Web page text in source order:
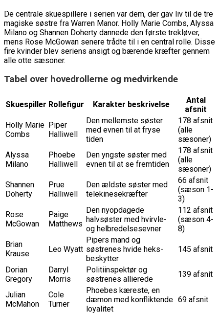
De centrale skuespillere i serien var dem, der gav liv til de tre
magiske søstre fra Warren Manor. Holly Marie Combs, Alyssa
Milano og Shannen Doherty dannede den første trekløver,
mens Rose McGowan senere trådte til i en central rolle. Disse
fire kvinder blev seriens ansigt og bærende kræfter gennem
alle otte sæsoner.
Tabel over hovedrollerne og medvirkende
Skuespiller Rollefigur Karakter beskrivelse
Antal
afsnit
Holly Marie
Combs
Piper
Halliwell
Den mellemste søster
med evnen til at fryse
tiden
178 afsnit
(alle
sæsoner)
Alyssa
Milano
Phoebe
Halliwell
Den yngste søster med
evnen til at se fremtiden
178 afsnit
(alle
sæsoner)
Shannen
Doherty
Prue
Halliwell
Den ældste søster med
telekinesekræfter
66 afsnit
(sæson 1-
3)
Rose
McGowan
Paige
Matthews
Den nyopdagede
halvsøster med hvirvle-
og helbredelsesevner
112 afsnit
(sæson 4-
8)
Brian
Krause
Leo Wyatt
Pipers mand og
søstrenes hvide heks-
beskytter
145 afsnit
Dorian
Gregory
Darryl
Morris
Politiinspektør og
søstrenes allierede
139 afsnit
Julian
McMahon
Cole
Turner
Phoebes kæreste, en
dæmon med konfliktende
loyalitet
69 afsnit